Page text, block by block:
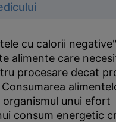
cu calorii
alimente care
procesare decat
organismul unui efort
consum energetic